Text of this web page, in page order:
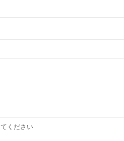
ください